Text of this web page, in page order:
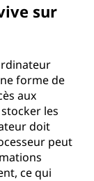
sur
forme de
aux
les
doit
peut
ce qui